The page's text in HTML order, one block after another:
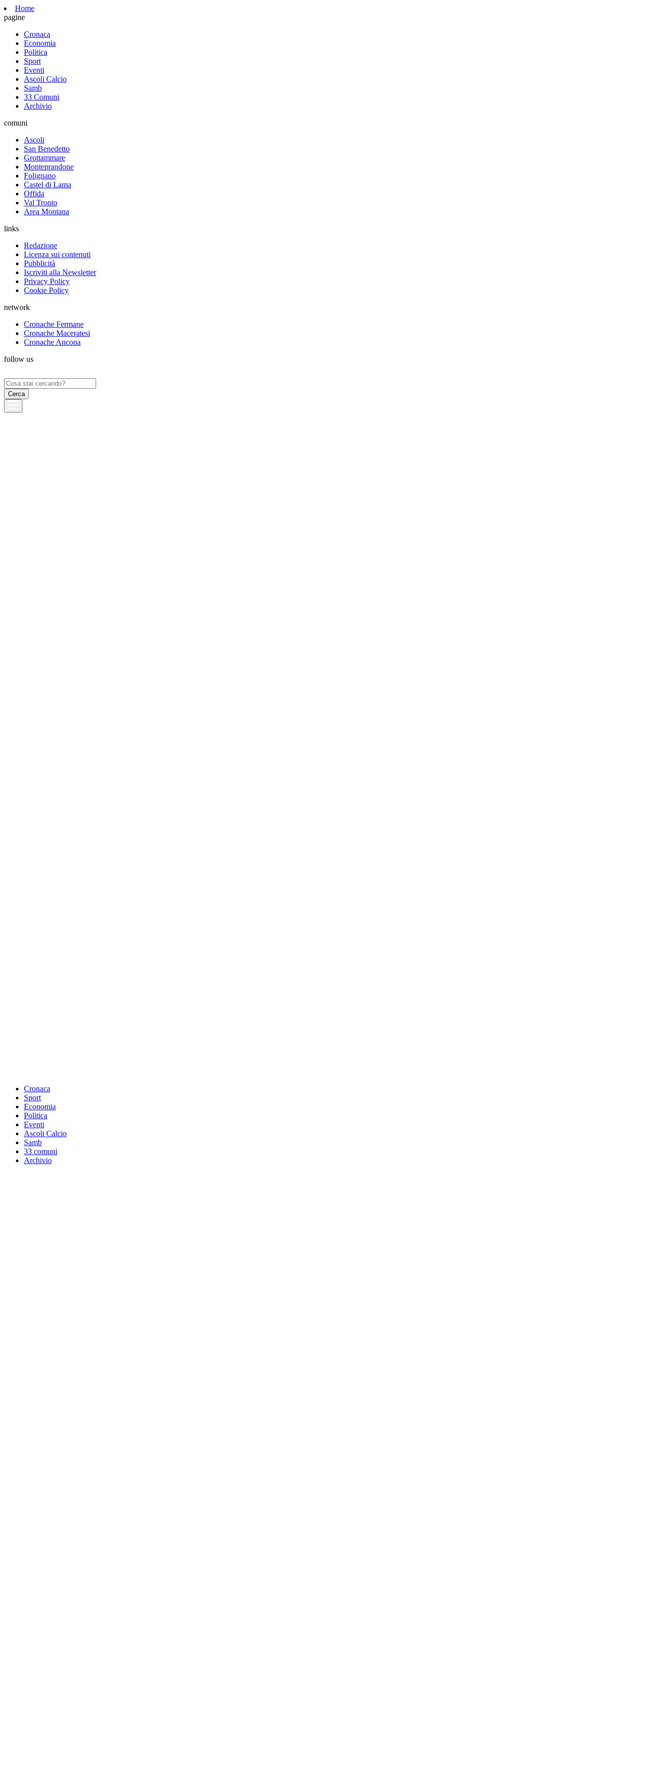
Home
pagine
Cronaca
Economia
Politica
Sport
Eventi
Ascoli Calcio
Samb
33 Comuni
Archivio
comuni
Ascoli
San Benedetto
Grottammare
Monteprandone
Folignano
Castel di Lama
Offida
Val Tronto
Area Montana
links
Redazione
Licenza sui contenuti
Pubblicità
Iscriviti alla Newsletter
Privacy Policy
Cookie Policy
network
Cronache Fermane
Cronache Maceratesi
Cronache Ancona
follow us
Ricerca
per:
Cronaca
Sport
Economia
Politica
Eventi
Ascoli Calcio
Samb
33 comuni
Archivio